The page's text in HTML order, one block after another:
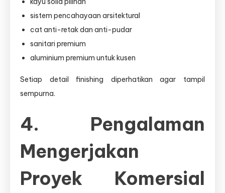
sistem pencahayaan arsitektural
cat anti-retak dan anti-pudar
sanitari premium
aluminium premium untuk kusen
Setiap detail finishing diperhatikan agar tampil
sempurna.
4. Pengalaman
Mengerjakan
Proyek Komersial